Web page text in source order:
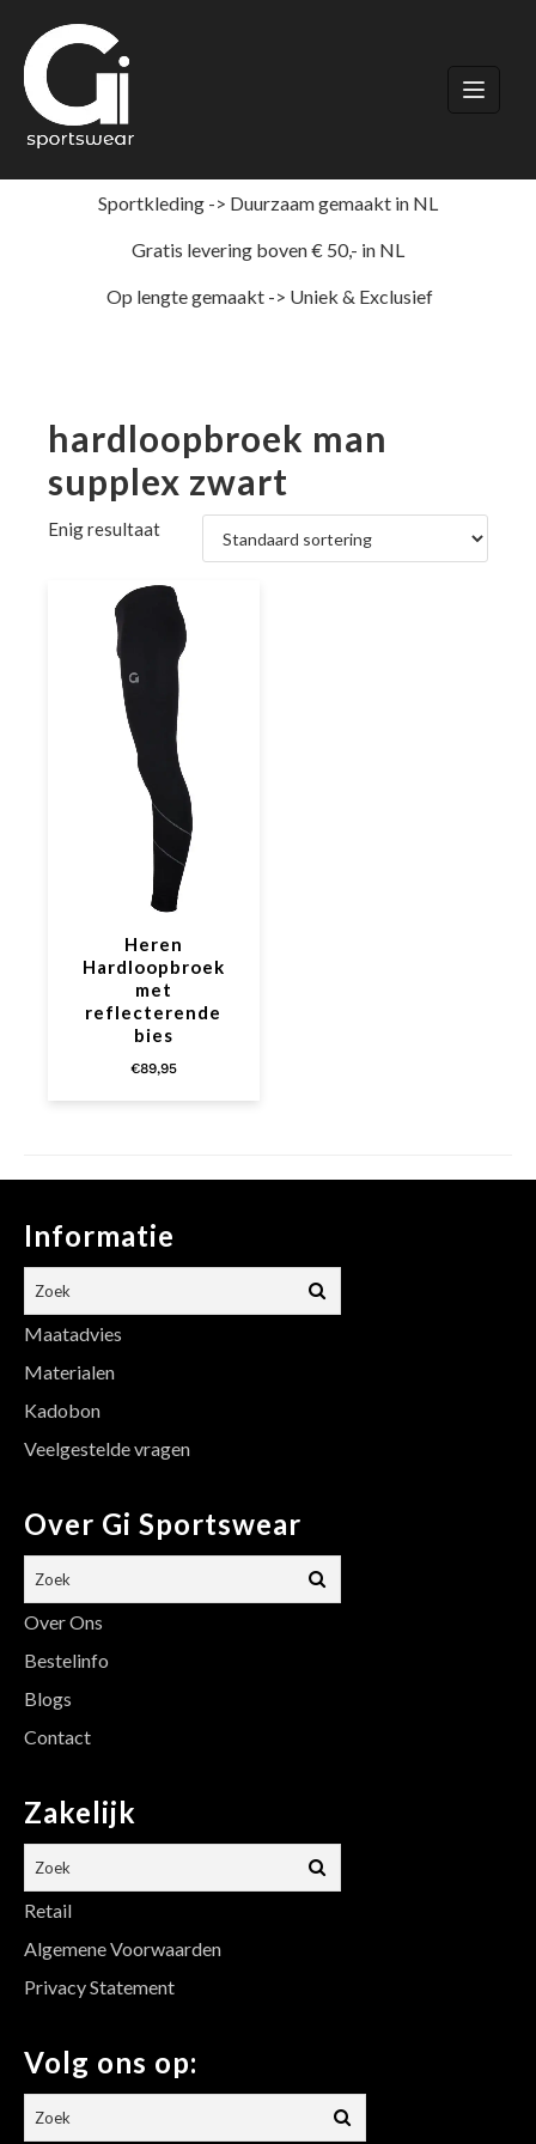
naar
inhoud
Sportkleding -> Duurzaam gemaakt in NL
Gratis levering boven € 50,- in NL
Op lengte gemaakt -> Uniek & Exclusief
hardloopbroek man
supplex zwart
Enig resultaat
Heren
Hardloopbroek
met
reflecterende
bies
€89,95
Informatie
Maatadvies
Materialen
Kadobon
Veelgestelde vragen
Over Gi Sportswear
Over Ons
Bestelinfo
Blogs
Contact
Zakelijk
Retail
Algemene Voorwaarden
Privacy Statement
Volg ons op: